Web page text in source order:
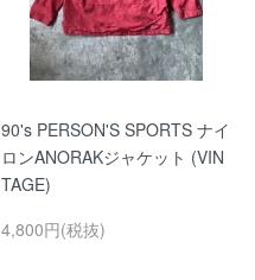
90's PERSON'S SPORTS ナイ
ロンANORAKジャケット (VIN
TAGE)
4,800円(税抜)